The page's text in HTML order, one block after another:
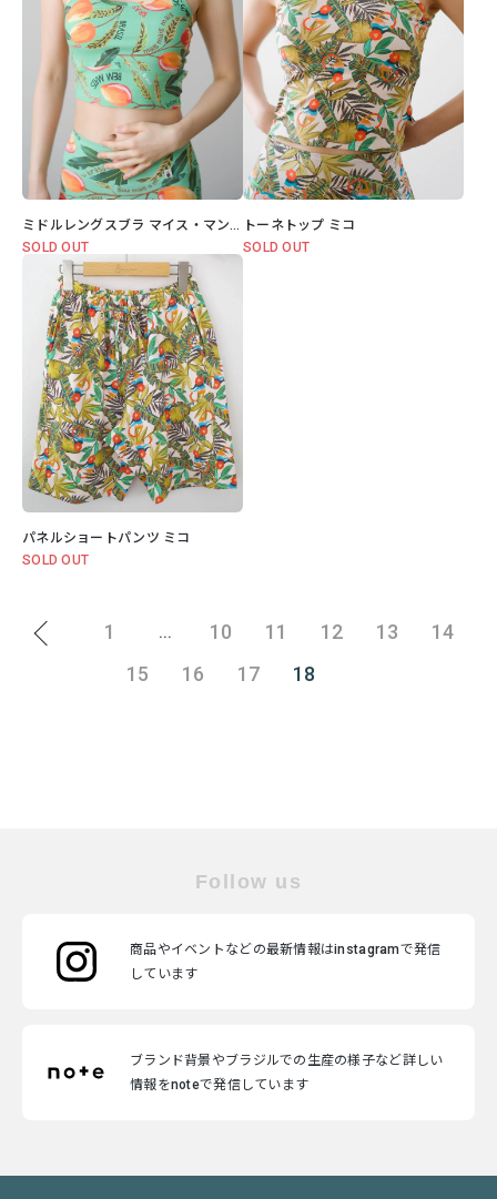
ミドルレングスブラ マイス・マンゴー
SOLD OUT
トーネトップ ミコ
SOLD OUT
パネルショートパンツ ミコ
SOLD OUT
1 ... 10 11 12 13
14
15
16 17 18
Follow us
商品やイベントなどの最新情報はinstagramで発信
しています
ブランド背景やブラジルでの生産の様子など詳しい
情報をnoteで発信しています